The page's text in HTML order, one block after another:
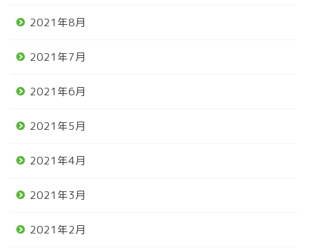
2021年8月
2021年7月
2021年6月
2021年5月
2021年4月
2021年3月
2021年2月